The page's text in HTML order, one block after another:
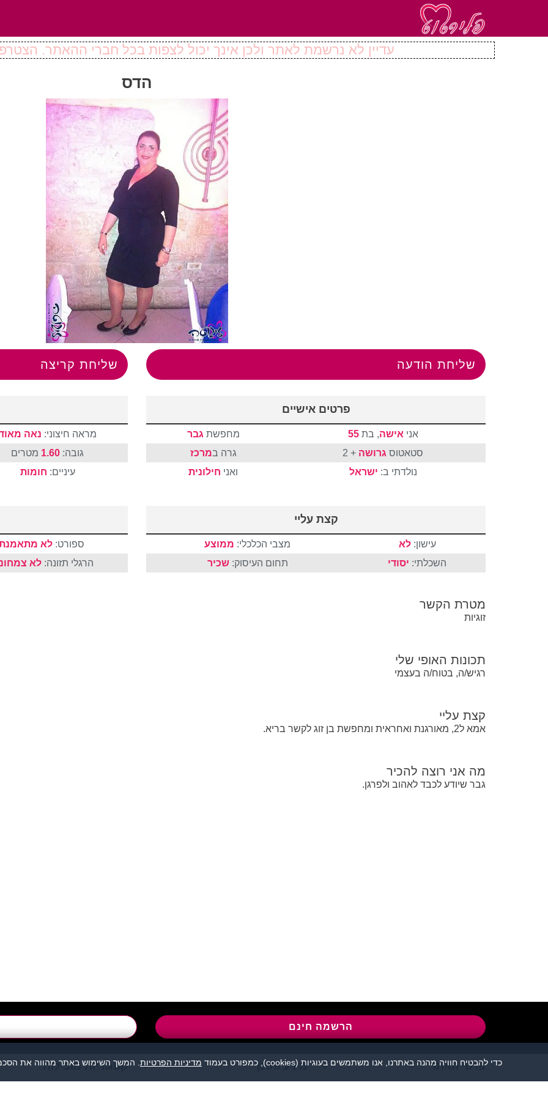
עדיין לא נרשמת לאתר ולכן אינך יכול לצפות בכל חברי ההאתר.
הדס
שליחת הודעה שליחת קריצה
פרטים אישיים
אני אישה, בת55 מחפשת גבר
סטאטוס גרושה + 2 גרה במרכז
נולדתי ב: ישראל ואני חילונית
מראה חיצוני: נאה
גובה: 1.60 מטרים
עיניים: חומות
קצת עליי
עישון:לא מצבי הכלכלי: ממוצע
השכלתי: יסודי תחום העיסוק:שכיר
ספורט:לא
הרגלי תזונה:לא
מטרת הקשר
זוגיות
תכונות האופי שלי
רגיש/ה, בטוח/ה בעצמי
קצת עליי
אמא ל2, מאורגנת ואחראית ומחפשת בן זוג לקשר בריא.
מה אני רוצה להכיר
גבר שיודע לכבד לאהוב ולפרגן.
הרשמה חינם04-8558924
פרטי האתר מידע ותוכן קטגוריות מובילות כדי להבטיח חוויה מהנה באתרנו, אנו משתמשים בעוגיות (cookies), כמפורט בעמוד מדיניות הפרטיות . המשך השימוש באתר מהווה את